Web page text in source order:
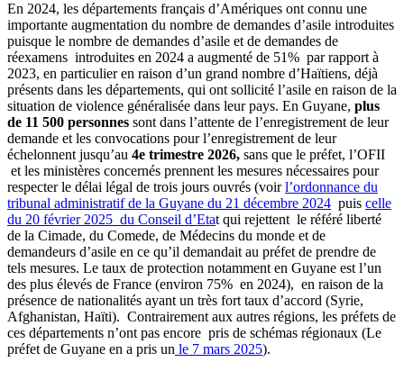
En 2024, les départements français d’Amériques ont connu une
importante augmentation du nombre de demandes d’asile introduites
puisque le nombre de demandes d’asile et de demandes de
réexamens introduites en 2024 a augmenté de 51% par rapport à
2023, en particulier en raison d’un grand nombre d’Haïtiens, déjà
présents dans les départements, qui ont sollicité l’asile en raison de la
situation de violence généralisée dans leur pays. En Guyane, plus
de 11 500 personnes sont dans l’attente de l’enregistrement de leur
demande et les convocations pour l’enregistrement de leur
échelonnent jusqu’au 4e trimestre 2026, sans que le préfet, l’OFII
et les ministères concernés prennent les mesures nécessaires pour
respecter le délai légal de trois jours ouvrés (voirl’ordonnance du
tribunal administratif de la Guyane du 21 décembre 2024 puis celle
du 20 février 2025 du Conseil d’Etat qui rejettent le référé liberté
de la Cimade, du Comede, de Médecins du monde et de
demandeurs d’asile en ce qu’il demandait au préfet de prendre de
tels mesures. Le taux de protection notamment en Guyane est l’un
des plus élevés de France (environ 75% en 2024), en raison de la
présence de nationalités ayant un très fort taux d’accord (Syrie,
Afghanistan, Haïti). Contrairement aux autres régions, les préfets de
ces départements n’ont pas encore pris de schémas régionaux (Le
préfet de Guyane en a pris un le 7 mars 2025).